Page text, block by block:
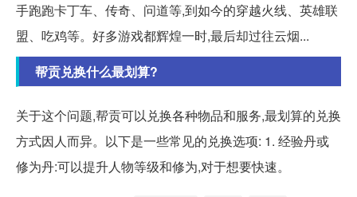
手跑跑卡丁车、传奇、问道等,到如今的穿越火线、英雄联
盟、吃鸡等。好多游戏都辉煌一时,最后却过往云烟...
帮贡兑换什么最划算?
关于这个问题,帮贡可以兑换各种物品和服务,最划算的兑换
方式因人而异。以下是一些常见的兑换选项: 1. 经验丹或
修为丹:可以提升人物等级和修为,对于想要快速。